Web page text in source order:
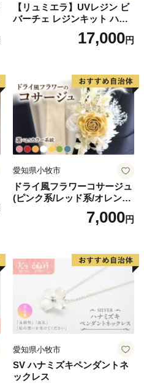
【リュミエラ】UVレジン ビ
バーチェ レジンキット ハン
ドメイド レジンクラフト ア
クセサリーキット 手作り セ
17,000円
愛知県小牧市
ドライ風フラワーコサージュ
(ピンク系/レッド系/オレンジ
系/ホワイト系/イエロー系/グ
リーン系/ブルー系）7,000円
愛知県小牧市
SV ハナミズキペンダントネ
ックレス